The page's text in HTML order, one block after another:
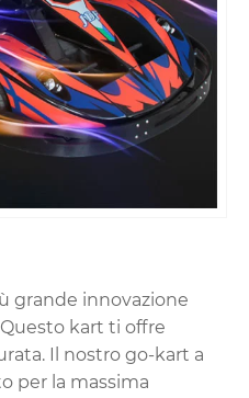
grande innovazione
kart ti offre
Il nostro go-kart a
per la massima